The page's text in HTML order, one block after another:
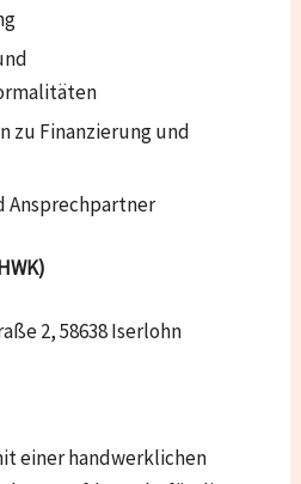
zu Finanzierung und
Ansprechpartner
2, 58638 Iserlohn
einer handwerklichen